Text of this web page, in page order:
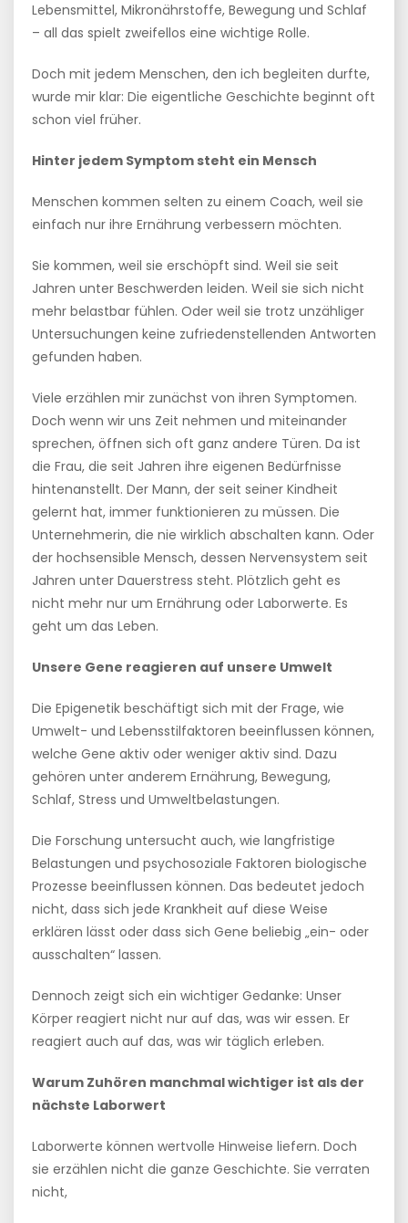
Lebensmittel, Mikronährstoffe, Bewegung und Schlaf
– all das spielt zweifellos eine wichtige Rolle.
Doch mit jedem Menschen, den ich begleiten durfte,
wurde mir klar: Die eigentliche Geschichte beginnt oft
schon viel früher.
Hinter jedem Symptom steht ein Mensch
Menschen kommen selten zu einem Coach, weil sie
einfach nur ihre Ernährung verbessern möchten.
Sie kommen, weil sie erschöpft sind. Weil sie seit
Jahren unter Beschwerden leiden. Weil sie sich nicht
mehr belastbar fühlen. Oder weil sie trotz unzähliger
Untersuchungen keine zufriedenstellenden Antworten
gefunden haben.
Viele erzählen mir zunächst von ihren Symptomen.
Doch wenn wir uns Zeit nehmen und miteinander
sprechen, öffnen sich oft ganz andere Türen. Da ist
die Frau, die seit Jahren ihre eigenen Bedürfnisse
hintenanstellt. Der Mann, der seit seiner Kindheit
gelernt hat, immer funktionieren zu müssen. Die
Unternehmerin, die nie wirklich abschalten kann. Oder
der hochsensible Mensch, dessen Nervensystem seit
Jahren unter Dauerstress steht. Plötzlich geht es
nicht mehr nur um Ernährung oder Laborwerte. Es
geht um das Leben.
Unsere Gene reagieren auf unsere Umwelt
Die Epigenetik beschäftigt sich mit der Frage, wie
Umwelt- und Lebensstilfaktoren beeinflussen können,
welche Gene aktiv oder weniger aktiv sind. Dazu
gehören unter anderem Ernährung, Bewegung,
Schlaf, Stress und Umweltbelastungen.
Die Forschung untersucht auch, wie langfristige
Belastungen und psychosoziale Faktoren biologische
Prozesse beeinflussen können. Das bedeutet jedoch
nicht, dass sich jede Krankheit auf diese Weise
erklären lässt oder dass sich Gene beliebig „ein- oder
ausschalten“ lassen.
Dennoch zeigt sich ein wichtiger Gedanke: Unser
Körper reagiert nicht nur auf das, was wir essen. Er
reagiert auch auf das, was wir täglich erleben.
Warum Zuhören manchmal wichtiger ist als der
nächste Laborwert
Laborwerte können wertvolle Hinweise liefern. Doch
sie erzählen nicht die ganze Geschichte. Sie verraten
nicht,